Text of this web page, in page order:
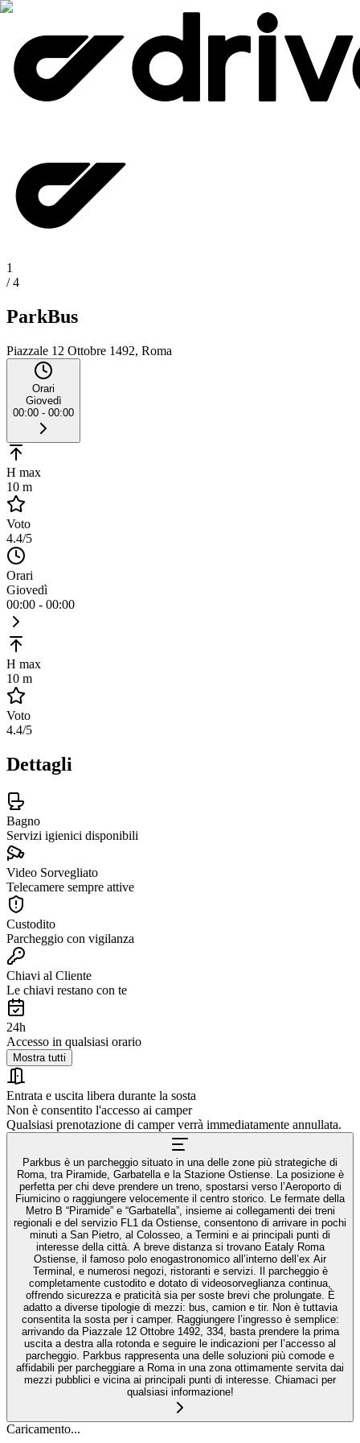
1
/4
ParkBus
Piazzale 12 Ottobre 1492, Roma
Orari
Giovedì
00:00 - 00:00
H max
10 m
Voto
4.4/5
Orari
Giovedì
00:00 - 00:00
H max
10 m
Voto
4.4/5
Dettagli
Bagno
Servizi igienici disponibili
Video Sorvegliato
Telecamere sempre attive
Custodito
Parcheggio con vigilanza
Chiavi al Cliente
Le chiavi restano con te
24h
Accesso in qualsiasi orario
Mostra tutti
Entrata e uscita libera durante la sosta
Non è consentito l'accesso ai camper
Qualsiasi prenotazione di camper verrà immediatamente annullata.
Parkbus è un parcheggio situato in una delle zone più strategiche di
Roma, tra Piramide, Garbatella e la Stazione Ostiense. La posizione è
perfetta per chi deve prendere un treno, spostarsi verso l’Aeroporto di
Fiumicino o raggiungere velocemente il centro storico. Le fermate della
Metro B “Piramide” e “Garbatella”, insieme ai collegamenti dei treni
regionali e del servizio FL1 da Ostiense, consentono di arrivare in pochi
minuti a San Pietro, al Colosseo, a Termini e ai principali punti di
interesse della città. A breve distanza si trovano Eataly Roma
Ostiense, il famoso polo enogastronomico all’interno dell’ex Air
Terminal, e numerosi negozi, ristoranti e servizi. Il parcheggio è
completamente custodito e dotato di videosorveglianza continua,
offrendo sicurezza e praticità sia per soste brevi che prolungate. È
adatto a diverse tipologie di mezzi: bus, camion e tir. Non è tuttavia
consentita la sosta per i camper. Raggiungere l’ingresso è semplice:
arrivando da Piazzale 12 Ottobre 1492, 334, basta prendere la prima
uscita a destra alla rotonda e seguire le indicazioni per l’accesso al
parcheggio. Parkbus rappresenta una delle soluzioni più comode e
affidabili per parcheggiare a Roma in una zona ottimamente servita dai
mezzi pubblici e vicina ai principali punti di interesse. Chiamaci per
qualsiasi informazione!
Caricamento...